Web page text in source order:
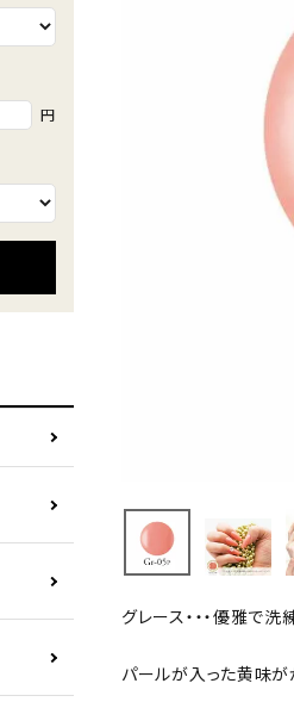
円
グレース・・・優雅で
パールが入った黄味が